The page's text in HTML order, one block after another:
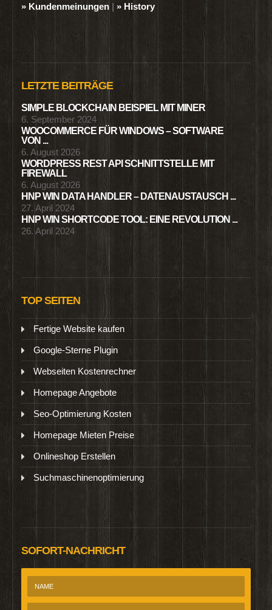
» Kundenmeinungen | » History
LETZTE BEITRÄGE
SIMPLE BLOCKCHAIN BEISPIEL MIT MINER
6. September 2024
WOOCOMMERCE FÜR WINDOWS – SOFTWARE
VON ...
6. August 2026
WORDPRESS REST API SCHNITTSTELLE MIT
FIREWALL
6. August 2026
HNP WIN DATA HANDLER – DATENAUSTAUSCH ...
27. April 2024
HNP WIN SHORTCODE TOOL: EINE REVOLUTION ...
26. April 2024
TOP SEITEN
Fertige Website kaufen
Google-Sterne Plugin
Webseiten Kostenrechner
Homepage Angebote
Seo-Optimierung Kosten
Homepage Mieten Preise
Onlineshop Erstellen
Suchmaschinenoptimierung
SOFORT-NACHRICHT